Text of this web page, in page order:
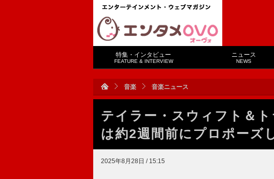
特集・インタビュー
FEATURE & INTERVIEW
ニュース
NEWS
音楽 音楽ニュース
テイラー・スウィフト＆
は約2週間前にプロポーズ
2025年8月28日 / 15:15